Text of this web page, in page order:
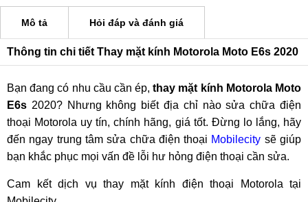
Mô tả Hỏi đáp và đánh giá
Thông tin chi tiết Thay mặt kính Motorola Moto E6s 2020
Bạn đang có nhu cầu cần ép,thay mặt kính Motorola Moto
E6s 2020? Nhưng không biết địa chỉ nào sửa chữa điện
thoại Motorola uy tín, chính hãng, giá tốt. Đừng lo lắng, hãy
đến ngay trung tâm sửa chữa điện thoại Mobilecity sẽ giúp
bạn khắc phục mọi vấn đề lỗi hư hỏng điện thoại cần sửa.
Cam kết dịch vụ thay mặt kính điện thoại Motorola tại